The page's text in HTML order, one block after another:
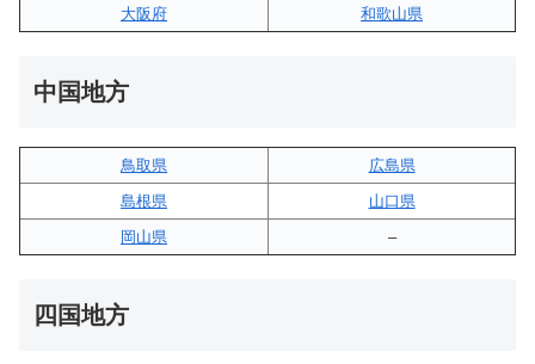
大阪府
和歌山県
中国地方
鳥取県
広島県
島根県
山口県
岡山県
–
四国地方